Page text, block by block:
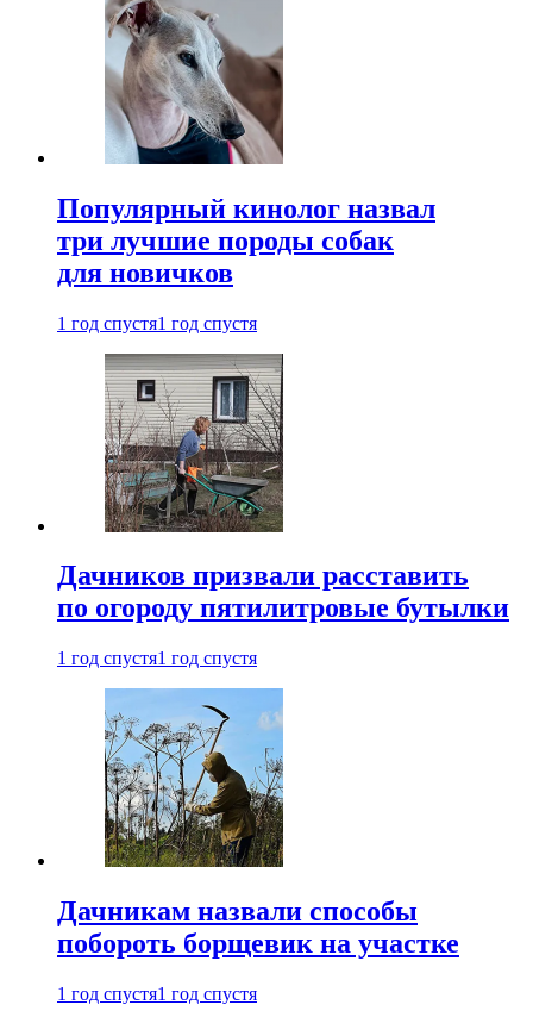
Популярный кинолог назвал
три лучшие породы собак
для новичков
1 год спустя1 год спустя
Дачников призвали расставить
по огороду пятилитровые бутылки
1 год спустя1 год спустя
Дачникам назвали способы
побороть борщевик на участке
1 год спустя1 год спустя